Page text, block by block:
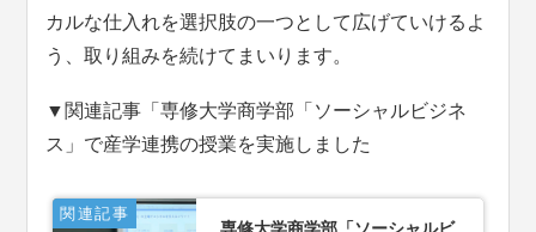
カルな仕入れを選択肢の一つとして広げていけるよ
う、取り組みを続けてまいります。
▼関連記事「専修大学商学部「ソーシャルビジネ
ス」で産学連携の授業を実施しました
関連記事